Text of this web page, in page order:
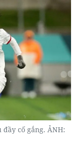
cố gắng. ẢNH: